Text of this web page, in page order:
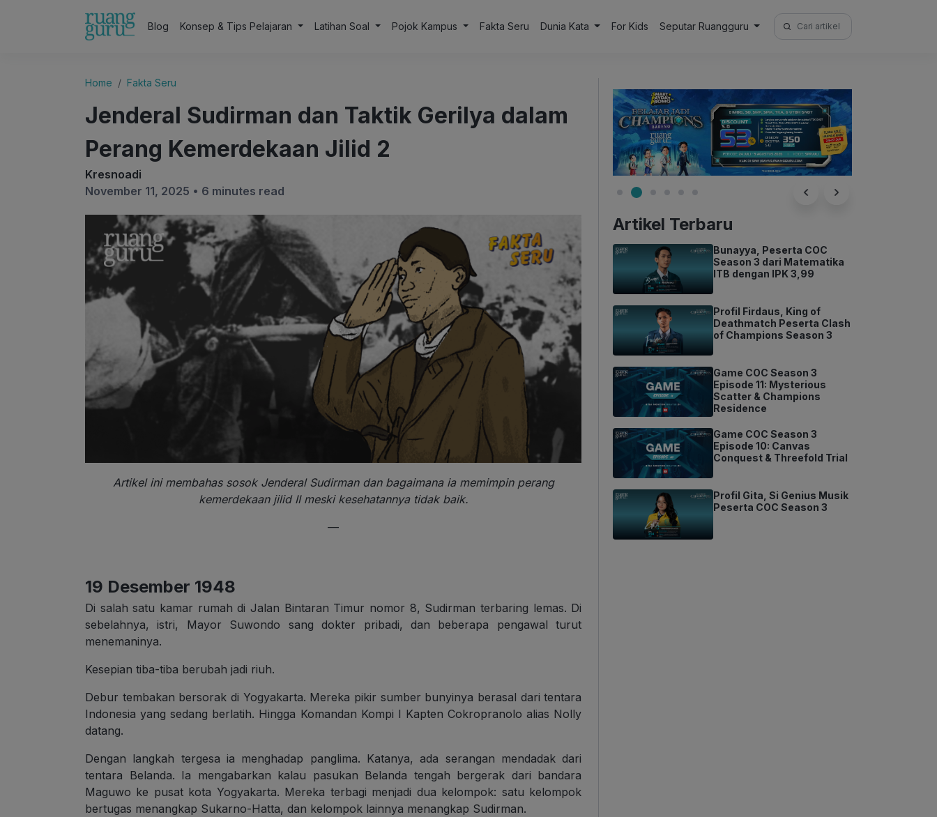
Blog Konsep & Tips Pelajaran Latihan Soal Pojok Kampus Fakta Seru Dunia Kata For Kids Seputar Ruangguru
Search
for:
Home Fakta Seru
Jenderal Sudirman dan Taktik Gerilya dalam
Perang Kemerdekaan Jilid 2
Kresnoadi
November 11, 2025 • 6 minutes read
Artikel ini membahas sosok Jenderal Sudirman dan bagaimana ia memimpin perang
kemerdekaan jilid II meski kesehatannya tidak baik.
—
19 Desember 1948
Di salah satu kamar rumah di Jalan Bintaran Timur nomor 8, Sudirman terbaring lemas. Di
sebelahnya, istri, Mayor Suwondo sang dokter pribadi, dan beberapa pengawal turut
menemaninya.
Kesepian tiba-tiba berubah jadi riuh.
Debur tembakan bersorak di Yogyakarta. Mereka pikir sumber bunyinya berasal dari tentara
Indonesia yang sedang berlatih. Hingga Komandan Kompi I Kapten Cokropranolo alias Nolly
datang.
Dengan langkah tergesa ia menghadap panglima. Katanya, ada serangan mendadak dari
tentara Belanda. Ia mengabarkan kalau pasukan Belanda tengah bergerak dari bandara
Maguwo ke pusat kota Yogyakarta. Mereka terbagi menjadi dua kelompok: satu kelompok
bertugas menangkap Sukarno-Hatta, dan kelompok lainnya menangkap Sudirman.
Artikel Terbaru
Bunayya, Peserta COC
Season 3 dari Matematika
ITB dengan IPK 3,99
Profil Firdaus, King of
Deathmatch Peserta Clash
of Champions Season 3
Game COC Season 3
Episode 11: Mysterious
Scatter & Champions
Residence
Game COC Season 3
Episode 10: Canvas
Conquest & Threefold Trial
Profil Gita, Si Genius Musik
Peserta COC Season 3